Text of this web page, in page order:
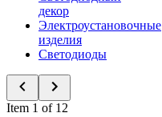
декор
Электроустановочные
изделия
Светодиоды
Item 1 of 12